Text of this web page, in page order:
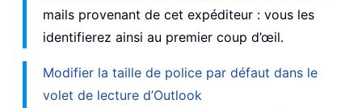
mails provenant de cet expéditeur : vous les
identifierez ainsi au premier coup d’œil.
Modifier la taille de police par défaut dans le
volet de lecture d’Outlook